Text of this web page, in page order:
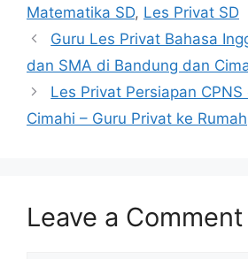
Matematika SD, Les Privat SD
Guru Les Privat Bahasa
dan SMA di Bandung dan
Les Privat Persiapan
Cimahi – Guru Privat ke Rumah
Leave a Comment